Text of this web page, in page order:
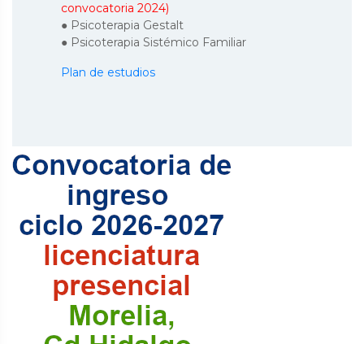
convocatoria 2024)
● Psicoterapia Gestalt
● Psicoterapia Sistémico Familiar
Plan de estudios